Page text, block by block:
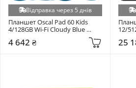
Відправка через 5 днів
Планшет Oscal Pad 60 Kids
4/128GB Wi-Fi Cloudy Blue
4 642 ₴
12/
25